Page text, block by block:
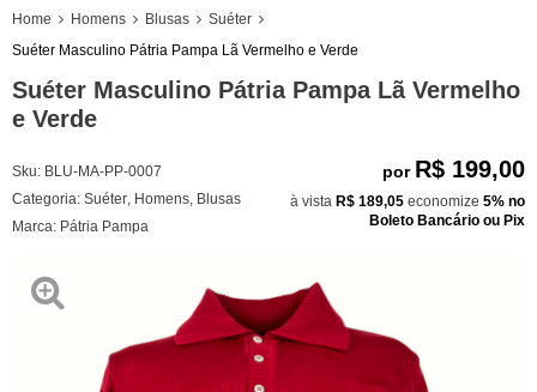
Home Homens Blusas
Suéter
Suéter Masculino Pátria Pampa Lã Vermelho e Verde
Suéter Masculino Pátria Pampa Lã Vermelho
e Verde
Sku: BLU-MA-PP-0007
Categoria: Suéter Homens Blusas
Marca: Pátria Pampa
por R$ 199,00
à vista R$ 189,05 economize 5% no
Boleto Bancário ou Pix